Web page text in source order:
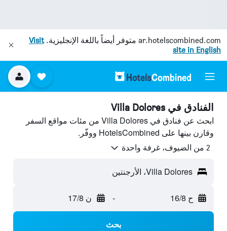
ar.hotelscombined.com متوفر أيضاً باللغة الإنجليزية.Visit
site in English
الفنادق في Villa Dolores
ابحث عن فنادق في Villa Dolores من مئات مواقع السفر
وقارن بينها على HotelsCombined ووفّر.
2 من الضيوف، غرفة واحدة
Villa Dolores، الأرجنتين
ح 16/8 - ن 17/8
بحث